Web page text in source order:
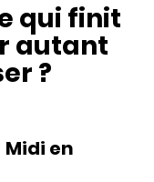
qui finit
autant
?
Midi en